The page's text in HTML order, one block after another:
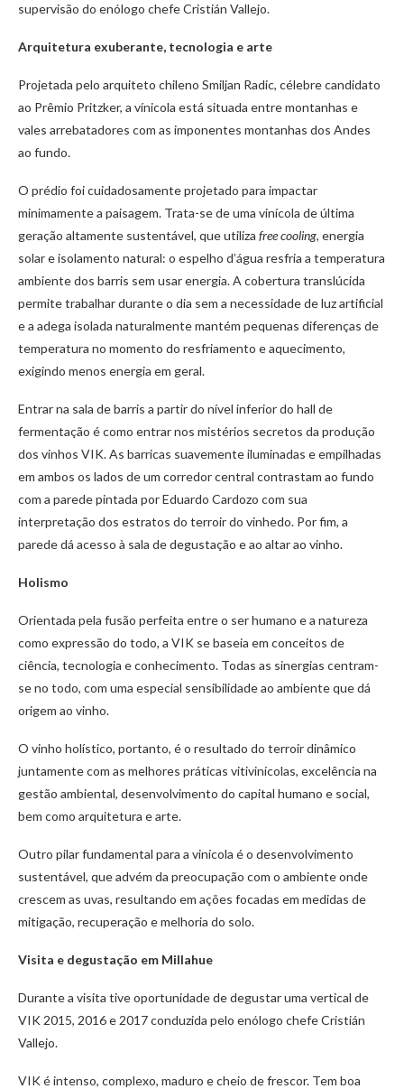
supervisão do enólogo chefe Cristián Vallejo.
Arquitetura exuberante, tecnologia e arte
Projetada pelo arquiteto chileno Smiljan Radic, célebre candidato
ao Prêmio Pritzker, a vínicola está situada entre montanhas e
vales arrebatadores com as imponentes montanhas dos Andes
ao fundo.
O prédio foi cuidadosamente projetado para impactar
minimamente a paisagem. Trata-se de uma vinícola de última
geração altamente sustentável, que utiliza free cooling, energia
solar e isolamento natural: o espelho d’água resfria a temperatura
ambiente dos barris sem usar energia. A cobertura translúcida
permite trabalhar durante o dia sem a necessidade de luz artificial
e a adega isolada naturalmente mantém pequenas diferenças de
temperatura no momento do resfriamento e aquecimento,
exigindo menos energia em geral.
Entrar na sala de barris a partir do nível inferior do hall de
fermentação é como entrar nos mistérios secretos da produção
dos vinhos VIK. As barricas suavemente iluminadas e empilhadas
em ambos os lados de um corredor central contrastam ao fundo
com a parede pintada por Eduardo Cardozo com sua
interpretação dos estratos do terroir do vinhedo. Por fim, a
parede dá acesso à sala de degustação e ao altar ao vinho.
Holismo
Orientada pela fusão perfeita entre o ser humano e a natureza
como expressão do todo, a VIK se baseia em conceitos de
ciência, tecnologia e conhecimento. Todas as sinergias centram-
se no todo, com uma especial sensibilidade ao ambiente que dá
origem ao vinho.
O vinho holístico, portanto, é o resultado do terroir dinâmico
juntamente com as melhores práticas vitivinícolas, excelência na
gestão ambiental, desenvolvimento do capital humano e social,
bem como arquitetura e arte.
Outro pilar fundamental para a vinícola é o desenvolvimento
sustentável, que advém da preocupação com o ambiente onde
crescem as uvas, resultando em ações focadas em medidas de
mitigação, recuperação e melhoria do solo.
Visita e degustação em Millahue
Durante a visita tive oportunidade de degustar uma vertical de
VIK 2015, 2016 e 2017 conduzida pelo enólogo chefe Cristián
Vallejo.
VIK é intenso, complexo, maduro e cheio de frescor. Tem boa